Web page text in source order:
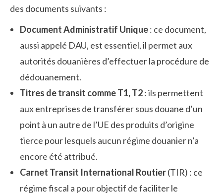
des documents suivants :
Document Administratif Unique: ce document,
aussi appelé DAU, est essentiel, il permet aux
autorités douanières d’effectuer la procédure de
dédouanement.
Titres de transit comme T1, T2: ils permettent
aux entreprises de transférer sous douane d’un
point à un autre de l’UE des produits d’origine
tierce pour lesquels aucun régime douanier n’a
encore été attribué.
Carnet Transit International Routier(TIR) : ce
régime fiscal a pour objectif de faciliter le